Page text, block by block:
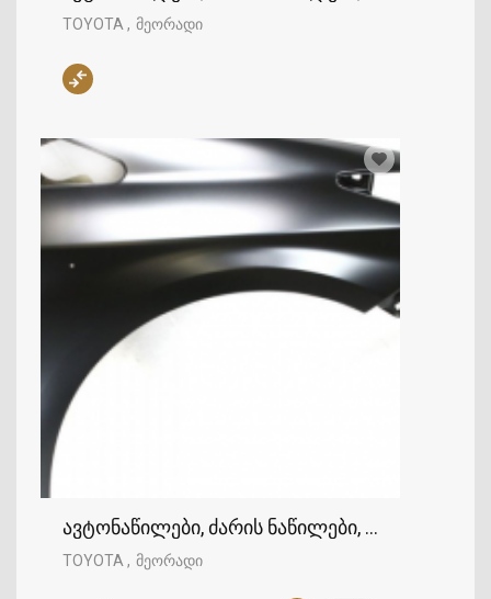
TOYOTA მეორადი
ავტონაწილები, ძარის ნაწილები, კაპოტი,
TOYOTA მეორადი